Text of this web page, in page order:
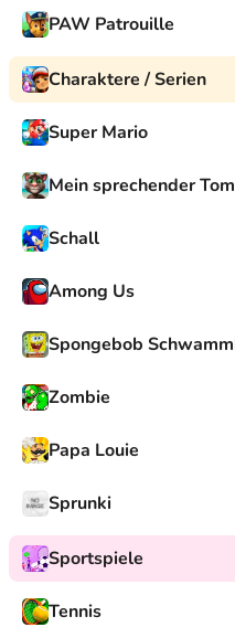
PAW Patrouille
Charaktere / Serien
Super Mario
Mein sprechender Tom
Schall
Among Us
Zombie
Papa Louie
Sprunki
Sportspiele
Tennis